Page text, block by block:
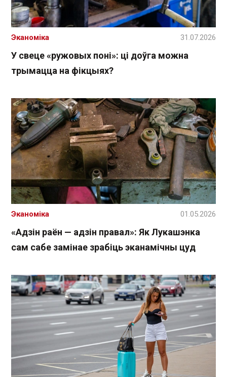
У свеце «ружовых поні»: ці доўга можна
трымацца на фікцыях?
Эканоміка 31.07.2026
«Адзін раён — адзін правал»: Як Лукашэнка
сам сабе замінае зрабіць эканамічны цуд
Эканоміка 01.05.2026